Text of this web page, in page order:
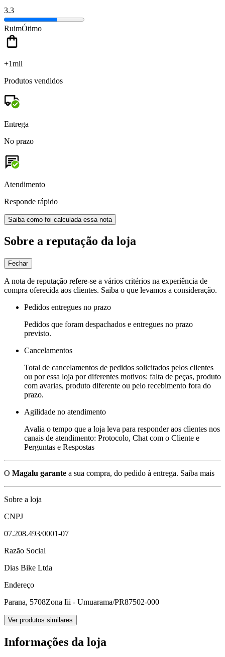
3.3
RuimÓtimo
+1mil
Produtos vendidos
Entrega
No prazo
Atendimento
Responde rápido
Saiba como foi calculada essa nota
Sobre a reputação da loja
Fechar
A nota de reputação refere-se a vários critérios na experiência de
compra oferecida aos clientes. Saiba o que levamos a consideração.
Pedidos entregues no prazo
Pedidos que foram despachados e entregues no prazo
previsto.
Cancelamentos
Total de cancelamentos de pedidos solicitados pelos clientes
ou por essa loja por diferentes motivos: falta de peças, produto
com avarias, produto diferente ou pelo recebimento fora do
prazo.
Agilidade no atendimento
Avalia o tempo que a loja leva para responder aos clientes nos
canais de atendimento: Protocolo, Chat com o Cliente e
Perguntas e Respostas
O Magalu garante a sua compra, do pedido à entrega. Saiba mais
Sobre a loja
CNPJ
07.208.493/0001-07
Razão Social
Dias Bike Ltda
Endereço
Parana, 5708Zona Iii - Umuarama/PR87502-000
Ver produtos similares
Informações da loja